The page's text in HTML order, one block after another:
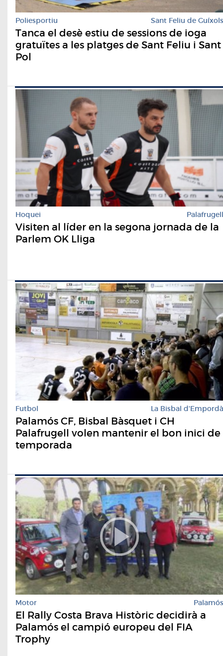
Poliesportiu Sant Feliu de Guíxols
Tanca el desè estiu de sessions de ioga
gratuïtes a les platges de Sant Feliu i Sant
Pol
Hoquei Palafrugell
Visiten al líder en la segona jornada de la
Parlem OK Lliga
Futbol La Bisbal d'Empordà
Palamós CF, Bisbal Bàsquet i CH
Palafrugell volen mantenir el bon inici de
temporada
Motor Palamós
El Rally Costa Brava Històric decidirà a
Palamós el campió europeu del FIA
Trophy